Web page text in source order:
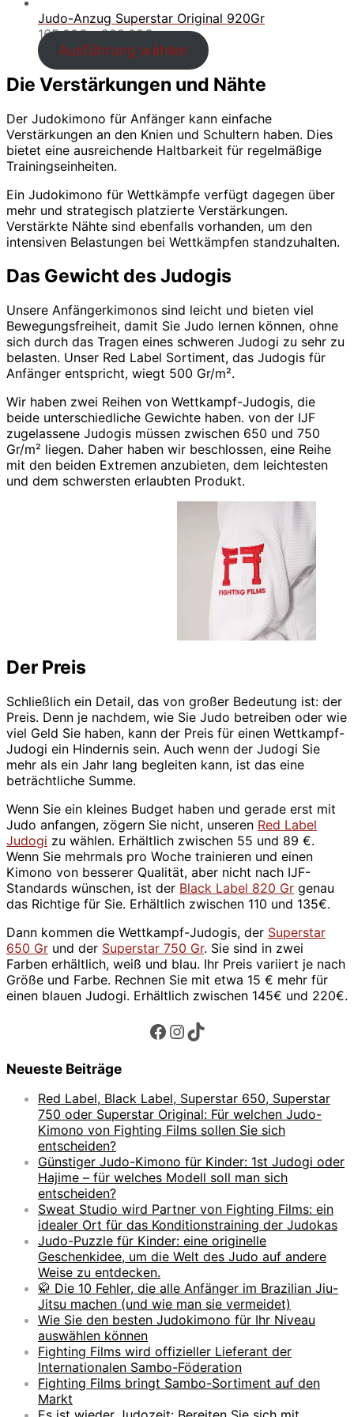
Judo-Anzug Superstar Original 920Gr
165.00€ –200.00€Preisspanne:
165.00€
200.00€
Ausführung wählen
Die Verstärkungen und Nähte
Der Judokimono für Anfänger kann einfache
Verstärkungen an den Knien und Schultern haben. Dies
bietet eine ausreichende Haltbarkeit für regelmäßige
Trainingseinheiten.
Ein Judokimono für Wettkämpfe verfügt dagegen über
mehr und strategisch platzierte Verstärkungen.
Verstärkte Nähte sind ebenfalls vorhanden, um den
intensiven Belastungen bei Wettkämpfen standzuhalten.
Das Gewicht des Judogis
Unsere Anfängerkimonos sind leicht und bieten viel
Bewegungsfreiheit, damit Sie Judo lernen können, ohne
sich durch das Tragen eines schweren Judogi zu sehr zu
belasten. Unser Red Label Sortiment, das Judogis für
Anfänger entspricht, wiegt 500 Gr/m².
Wir haben zwei Reihen von Wettkampf-Judogis, die
beide unterschiedliche Gewichte haben. von der IJF
zugelassene Judogis müssen zwischen 650 und 750
Gr/m² liegen. Daher haben wir beschlossen, eine Reihe
mit den beiden Extremen anzubieten, dem leichtesten
und dem schwersten erlaubten Produkt.
Der Preis
Schließlich ein Detail, das von großer Bedeutung ist: der
Preis. Denn je nachdem, wie Sie Judo betreiben oder wie
viel Geld Sie haben, kann der Preis für einen Wettkampf-
Judogi ein Hindernis sein. Auch wenn der Judogi Sie
mehr als ein Jahr lang begleiten kann, ist das eine
beträchtliche Summe.
Wenn Sie ein kleines Budget haben und gerade erst mit
Judo anfangen, zögern Sie nicht, unseren Red Label
Judogi zu wählen. Erhältlich zwischen 55 und 89 €.
Wenn Sie mehrmals pro Woche trainieren und einen
Kimono von besserer Qualität, aber nicht nach IJF-
Standards wünschen, ist der Black Label 820 Gr genau
das Richtige für Sie. Erhältlich zwischen 110 und 135€.
Dann kommen die Wettkampf-Judogis, der Superstar
650 Gr und der Superstar 750 Gr. Sie sind in zwei
Farben erhältlich, weiß und blau. Ihr Preis variiert je nach
Größe und Farbe. Rechnen Sie mit etwa 15 € mehr für
einen blauen Judogi. Erhältlich zwischen 145€ und 220€.
Facebook
Instagram
TikTok
Neueste Beiträge
Red Label, Black Label, Superstar 650, Superstar
750 oder Superstar Original: Für welchen Judo-
Kimono von Fighting Films sollen Sie sich
entscheiden?
Günstiger Judo-Kimono für Kinder: 1st Judogi oder
Hajime – für welches Modell soll man sich
entscheiden?
Sweat Studio wird Partner von Fighting Films: ein
idealer Ort für das Konditionstraining der Judokas
Judo-Puzzle für Kinder: eine originelle
Geschenkidee, um die Welt des Judo auf andere
Weise zu entdecken.
🥋 Die 10 Fehler, die alle Anfänger im Brazilian Jiu-
Jitsu machen (und wie man sie vermeidet)
Wie Sie den besten Judokimono für Ihr Niveau
auswählen können
Fighting Films wird offizieller Lieferant der
Internationalen Sambo-Föderation
Fighting Films bringt Sambo-Sortiment auf den
Markt